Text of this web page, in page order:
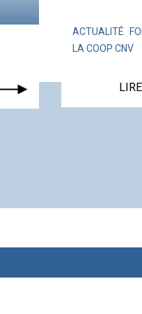
FORMATEURS
LIRE L'ARTICLE